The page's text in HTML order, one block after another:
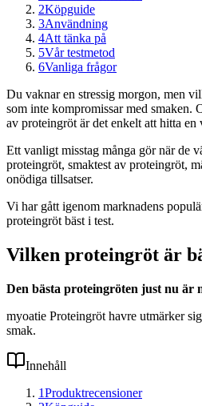
2Köpguide
3Användning
4Att tänka på
5Vår testmetod
6Vanliga frågor
Du vaknar en stressig morgon, men
som inte kompromissar med smaken.
av proteingröt är det enkelt att hitta en
Ett vanligt misstag många gör när de
proteingröt, smaktest av proteingröt,
onödiga tillsatser.
Vi har gått igenom marknadens
proteingröt bäst i test.
Vilken proteingröt är
Den bästa proteingröten just nu är
myoatie Proteingröt havre utmärker
smak.
Innehåll
1Produktrecensioner